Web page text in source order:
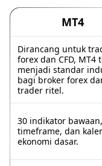
MT4
Dirancang untuk
forex dan CFD, MT4
menjadi standar
bagi broker forex
trader ritel.
30 indikator
timeframe, dan
ekonomi dasar.